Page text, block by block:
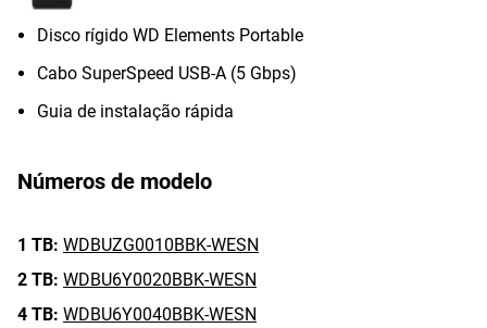
Disco rígido WD Elements Portable
Cabo SuperSpeed USB-A (5 Gbps)
Guia de instalação rápida
Números de modelo
1 TB: WDBUZG0010BBK-WESN
2 TB: WDBU6Y0020BBK-WESN
4 TB: WDBU6Y0040BBK-WESN